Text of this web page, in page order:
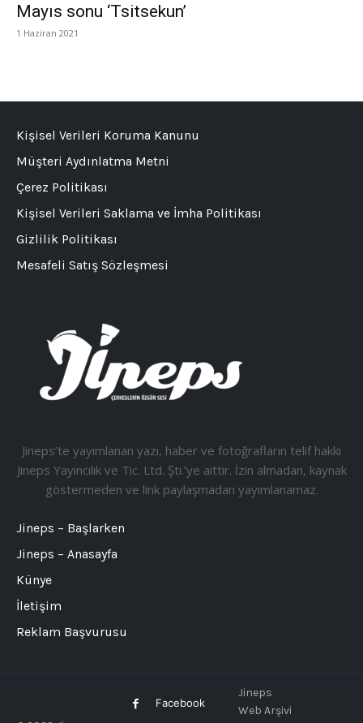
Mayıs sonu ‘Tsitsekun’
1 Haziran 2021
Jineps’te yayımlanan yazı, haber ve fotoğrafların telif hakkı
Jineps Yayıncılık ve Tic. Ltd. Şti.’ye aittir. İzin almadan, kaynak
göstermeden ve link paylaşmadan yayımlanamaz.
Jineps – Başlarken
Jineps – Anasayfa
Künye
İletişim
Reklam Başvurusu
Kişisel Verileri Koruma Kanunu
Müşteri Aydınlatma Metni
Çerez Politikası
Kişisel Verileri Saklama ve İmha Politikası
Gizlilik Politikası
Mesafeli Satış Sözleşmesi
Facebook
Jineps
Web Arşivi